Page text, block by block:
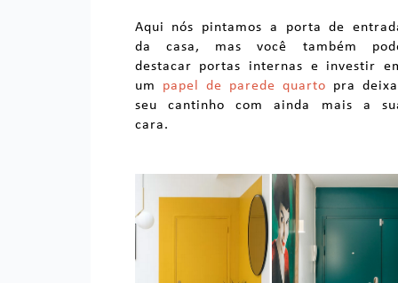
Aqui nós pintamos a porta de
da casa, mas você também
destacar portas internas e investir
um papel de parede quarto pra
seu cantinho com ainda mais a
cara.